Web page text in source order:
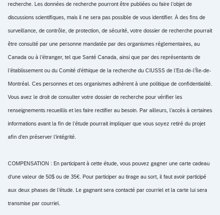
recherche. Les données de recherche pourront être publiées ou faire l’objet de
discussions scientifiques, mais il ne sera pas possible de vous identifier. À des fins de
surveillance, de contrôle, de protection, de sécurité, votre dossier de recherche pourrait
être consulté par une personne mandatée par des organismes réglementaires, au
Canada ou à l’étranger, tel que Santé Canada, ainsi que par des représentants de
l’établissement ou du Comité d’éthique de la recherche du CIUSSS de l’Est-de-l’Île-de-
Montréal. Ces personnes et ces organismes adhèrent à une politique de confidentialité.
Vous avez le droit de consulter votre dossier de recherche pour vérifier les
renseignements recueillis et les faire rectifier au besoin. Par ailleurs, l’accès à certaines
informations avant la fin de l’étude pourrait impliquer que vous soyez retiré du projet
afin d’en préserver l’intégrité.
COMPENSATION : En participant à cette étude, vous pouvez gagner une carte cadeau
d’une valeur de 50$ ou de 35€. Pour participer au tirage au sort, il faut avoir participé
aux deux phases de l’étude. Le gagnant sera contacté par courriel et la carte lui sera
transmise par courriel.